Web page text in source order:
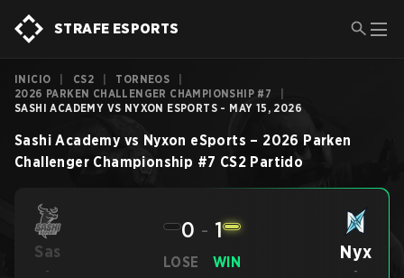
STRAFE ESPORTS
INICIO CS2 TORNEOS
2026 PARKEN CHALLENGER CHAMPIONSHIP #7
SASHI ACADEMY VS NYXON ESPORTS - MAY 15, 2026
Sashi Academy vs Nyxon eSports – 2026 Parken
Challenger Championship #7 CS2 Partido
Sas
-
LOSE
0 - 1
WIN Nyx
-